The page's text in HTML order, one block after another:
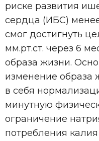
риске развития
сердца (ИБС) менее
смог достигнуть
мм.рт.ст. через 6
образа жизни.
изменение образа
в себя
минутную
ограничение
потребления